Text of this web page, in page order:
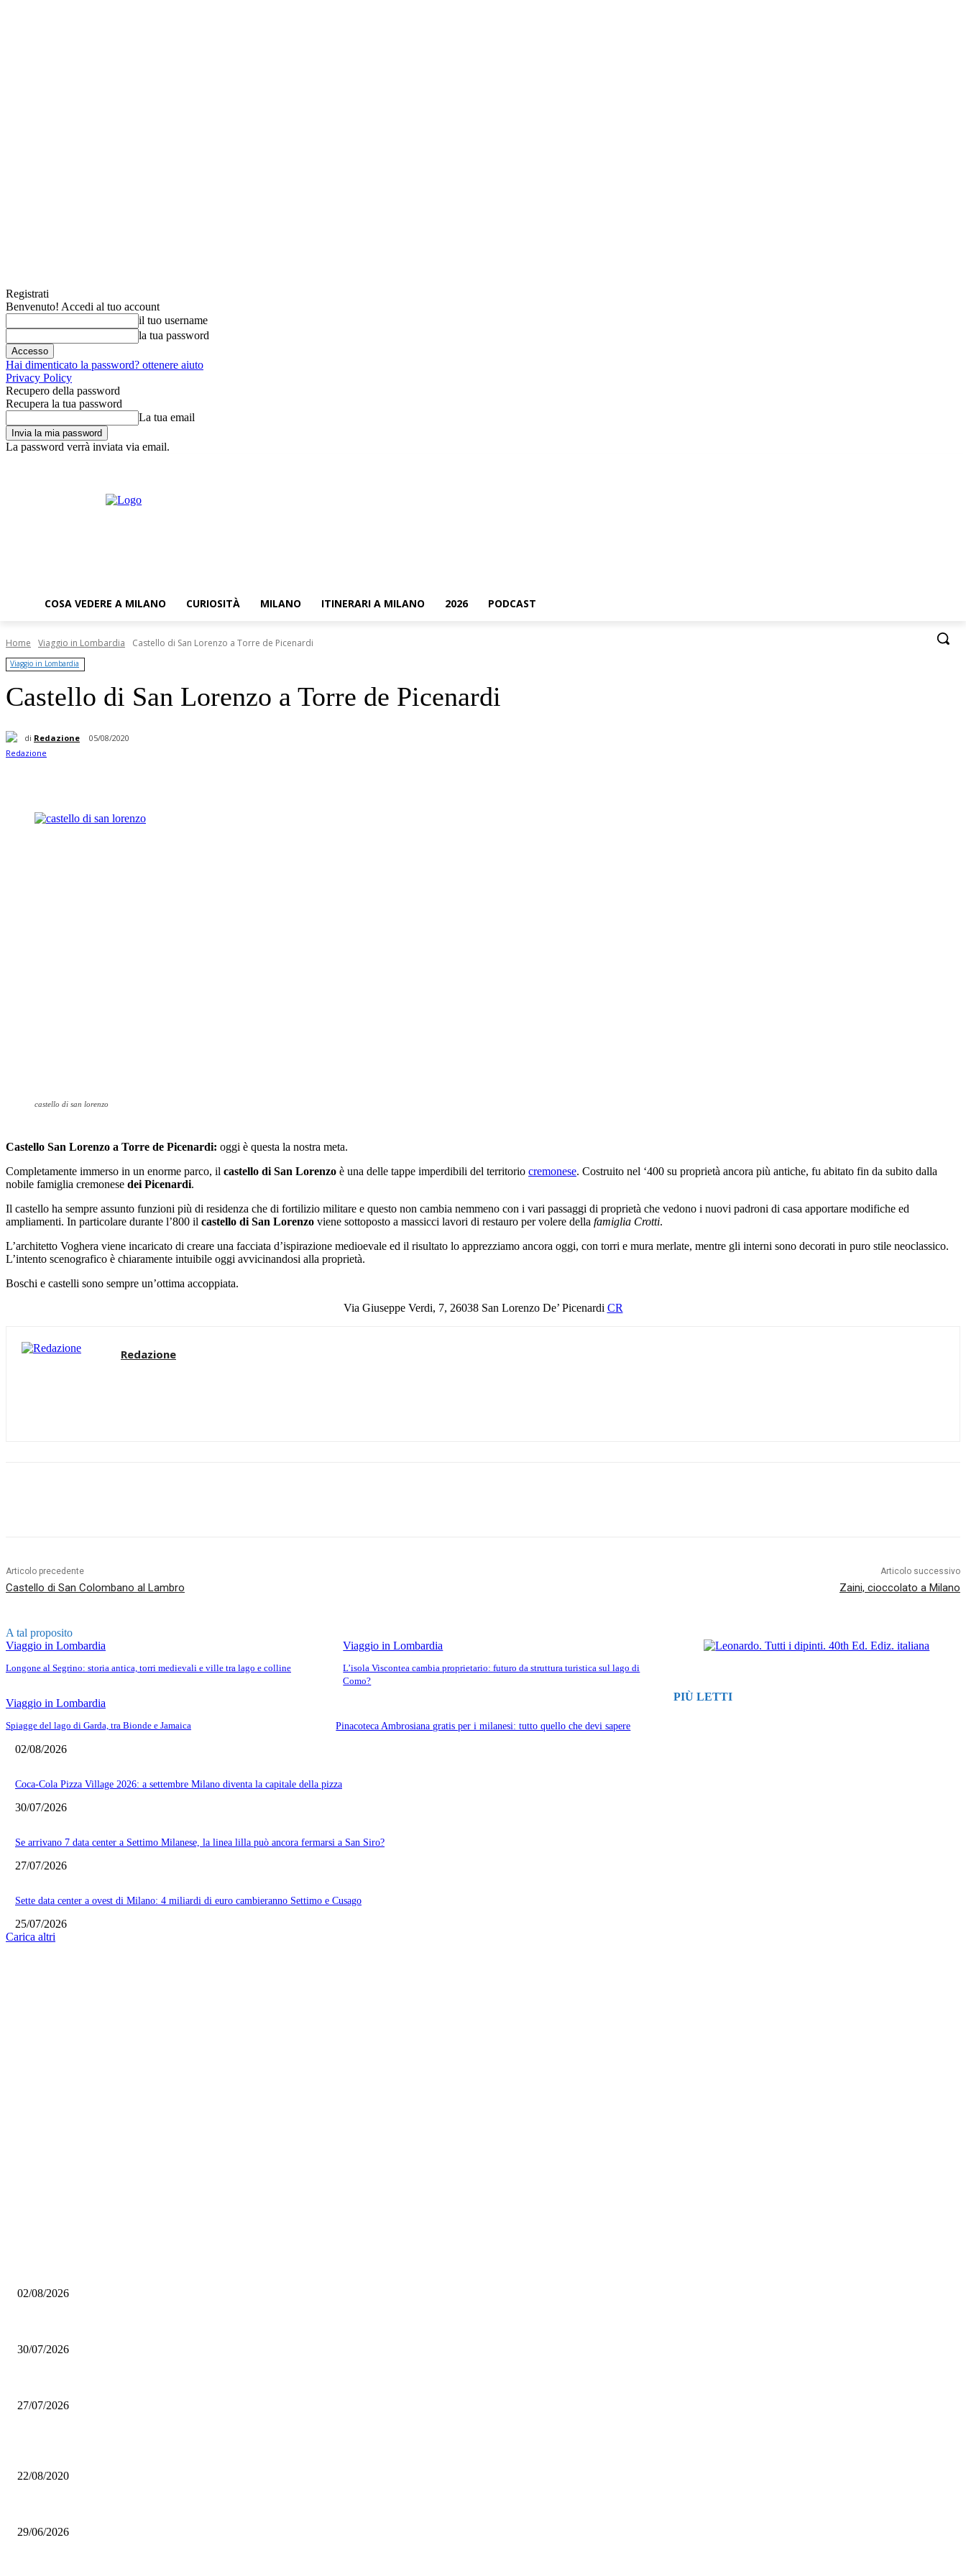
Registrati
Benvenuto! Accedi al tuo account
il tuo username
la tua password
Hai dimenticato la password? ottenere aiuto
Privacy Policy
Recupero della password
Recupera la tua password
La tua email
La password verrà inviata via email.
COSA VEDERE A MILANO CURIOSITÀ MILANO ITINERARI A MILANO 2026 PODCAST
Home Viaggio in Lombardia Castello di San Lorenzo a Torre de Picenardi
Viaggio in Lombardia
Castello di San Lorenzo a Torre de Picenardi
di Redazione 05/08/2020
castello di san lorenzo
Castello San Lorenzo a Torre de Picenardi: oggi è questa la nostra meta.
Completamente immerso in un enorme parco, il castello di San Lorenzo è una delle tappe imperdibili del territorio cremonese. Costruito nel ‘400 su proprietà ancora più antiche, fu abitato fin da subito dalla
nobile famiglia cremonese dei Picenardi.
Il castello ha sempre assunto funzioni più di residenza che di fortilizio militare e questo non cambia nemmeno con i vari passaggi di proprietà che vedono i nuovi padroni di casa apportare modifiche ed
ampliamenti. In particolare durante l’800 il castello di San Lorenzo viene sottoposto a massicci lavori di restauro per volere della famiglia Crotti.
L’architetto Voghera viene incaricato di creare una facciata d’ispirazione medioevale ed il risultato lo apprezziamo ancora oggi, con torri e mura merlate, mentre gli interni sono decorati in puro stile neoclassico.
L’intento scenografico è chiaramente intuibile oggi avvicinandosi alla proprietà.
Boschi e castelli sono sempre un’ottima accoppiata.
Via Giuseppe Verdi, 7, 26038 San Lorenzo De’ Picenardi CR
Redazione
Articolo precedente
Castello di San Colombano al Lambro
Articolo successivo
Zaini, cioccolato a Milano
A tal proposito
Viaggio in Lombardia
Longone al Segrino: storia antica, torri medievali e ville tra lago e colline
Viaggio in Lombardia
L’isola Viscontea cambia proprietario: futuro da struttura turistica sul lago di
Como?
Viaggio in Lombardia
Spiagge del lago di Garda, tra Bionde e Jamaica
PIÙ LETTI
Pinacoteca Ambrosiana gratis per i milanesi: tutto quello che devi sapere
02/08/2026
Coca-Cola Pizza Village 2026: a settembre Milano diventa la capitale della pizza
30/07/2026
Se arrivano 7 data center a Settimo Milanese, la linea lilla può ancora fermarsi a San Siro?
27/07/2026
Sette data center a ovest di Milano: 4 miliardi di euro cambieranno Settimo e Cusago
25/07/2026
Carica altri
02/08/2026
30/07/2026
27/07/2026
22/08/2020
29/06/2026